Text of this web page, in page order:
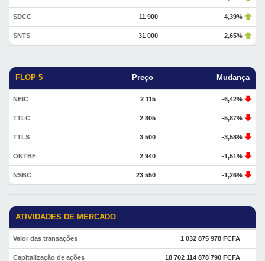
SDCC 11 900 4,39%
SNTS 31 000 2,65%
FLOP 5 Preço Mudança
NEIC 2 115 -6,42%
TTLC 2 805 -5,87%
TTLS 3 500 -3,58%
ONTBF 2 940 -1,51%
NSBC 23 550 -1,26%
ATIVIDADES DE MERCADO
Valor das transações 1 032 875 978 FCFA
Capitalização de ações 18 702 114 878 790 FCFA